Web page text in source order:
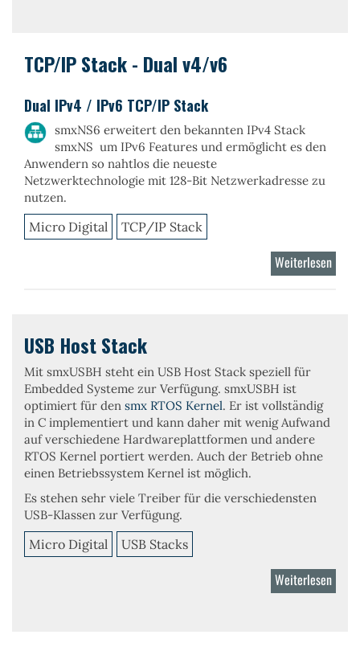
TCP/IP Stack - Dual v4/v6
Dual IPv4 / IPv6 TCP/IP Stack
smxNS6 erweitert den bekannten IPv4 Stack
smxNS um IPv6 Features und ermöglicht es den
Anwendern so nahtlos die neueste
Netzwerktechnologie mit 128-Bit Netzwerkadresse zu
nutzen.
Micro Digital TCP/IP Stack
Weiterlesen
TCP/
USB Host Stack
Mit smxUSBH steht ein USB Host Stack speziell für
Embedded Systeme zur Verfügung. smxUSBH ist
optimiert für den smx RTOS Kernel. Er ist vollständig
in C implementiert und kann daher mit wenig Aufwand
auf verschiedene Hardwareplattformen und andere
RTOS Kernel portiert werden. Auch der Betrieb ohne
einen Betriebssystem Kernel ist möglich.
Es stehen sehr viele Treiber für die verschiedensten
USB-Klassen zur Verfügung.
Micro Digital USB Stacks
Weiterlesen
USB